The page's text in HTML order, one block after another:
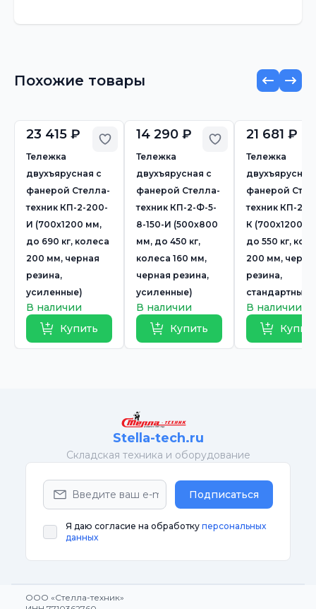
Похожие товары
Добавить в избранное
23 415 ₽
Тележка
двухъярусная с
фанерой Стелла-
техник КП-2-200-
И (700х1200 мм,
до 690 кг, колеса
200 мм, черная
резина,
усиленные)
В наличии
Купить
Добавить в
14 290 ₽
Тележка
двухъярусная с
фанерой Стелла-
техник КП-2-Ф-5-
8-150-И (500х800
мм, до 450 кг,
колеса 160 мм,
черная резина,
усиленные)
В наличии
Купить
21 681 ₽
Тележка
двухъярусная
фанерой
техник КП-2-
К (700х1200
до 550 кг,
200 мм,
резина,
стандартные)
В наличии
Stella-tech.ru
Cкладская техника и оборудование
Подписаться
Я даю согласие на обработку персональных
данных
ООО «Стелла-техник»